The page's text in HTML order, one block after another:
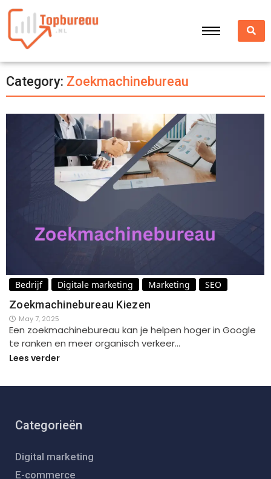
Category: Zoekmachinebureau
Bedrijf Digitale marketing Marketing SEO
Zoekmachinebureau Kiezen
May 7, 2025
Een zoekmachinebureau kan je helpen hoger in Google
te ranken en meer organisch verkeer…
Lees verder
Categorieën
Digital marketing
E-commerce